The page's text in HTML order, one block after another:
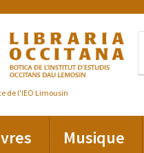
de l'IEO Limousin
Musique